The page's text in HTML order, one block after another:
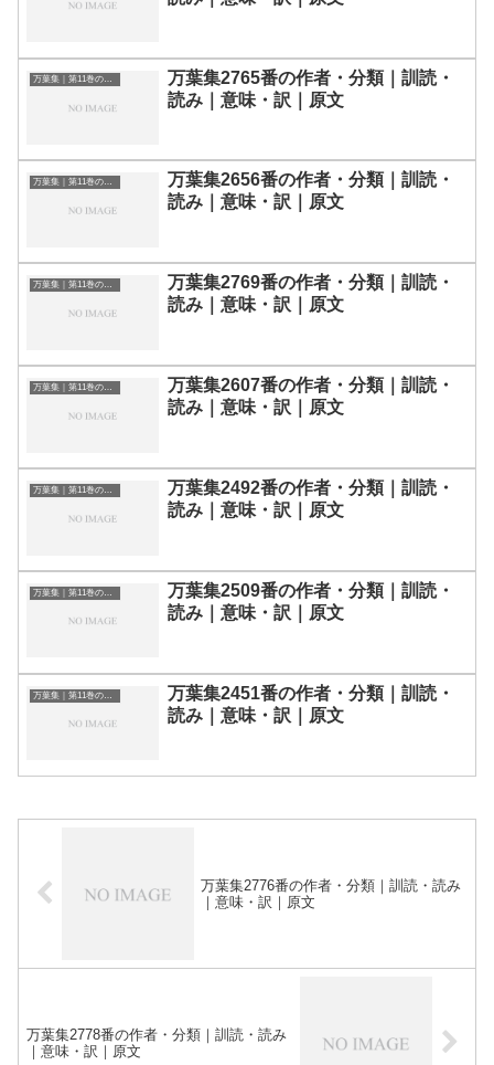
万葉集｜第11巻の和歌一覧
万葉集2765番の作者・分類｜訓読・
読み｜意味・訳｜原文
万葉集｜第11巻の和歌一覧
万葉集2656番の作者・分類｜訓読・
読み｜意味・訳｜原文
万葉集｜第11巻の和歌一覧
万葉集2769番の作者・分類｜訓読・
読み｜意味・訳｜原文
万葉集｜第11巻の和歌一覧
万葉集2607番の作者・分類｜訓読・
読み｜意味・訳｜原文
万葉集｜第11巻の和歌一覧
万葉集2492番の作者・分類｜訓読・
読み｜意味・訳｜原文
万葉集｜第11巻の和歌一覧
万葉集2509番の作者・分類｜訓読・
読み｜意味・訳｜原文
万葉集｜第11巻の和歌一覧
万葉集2451番の作者・分類｜訓読・
読み｜意味・訳｜原文
万葉集2776番の作者・分類｜訓読・読み
｜意味・訳｜原文
万葉集2778番の作者・分類｜訓読・読み
｜意味・訳｜原文